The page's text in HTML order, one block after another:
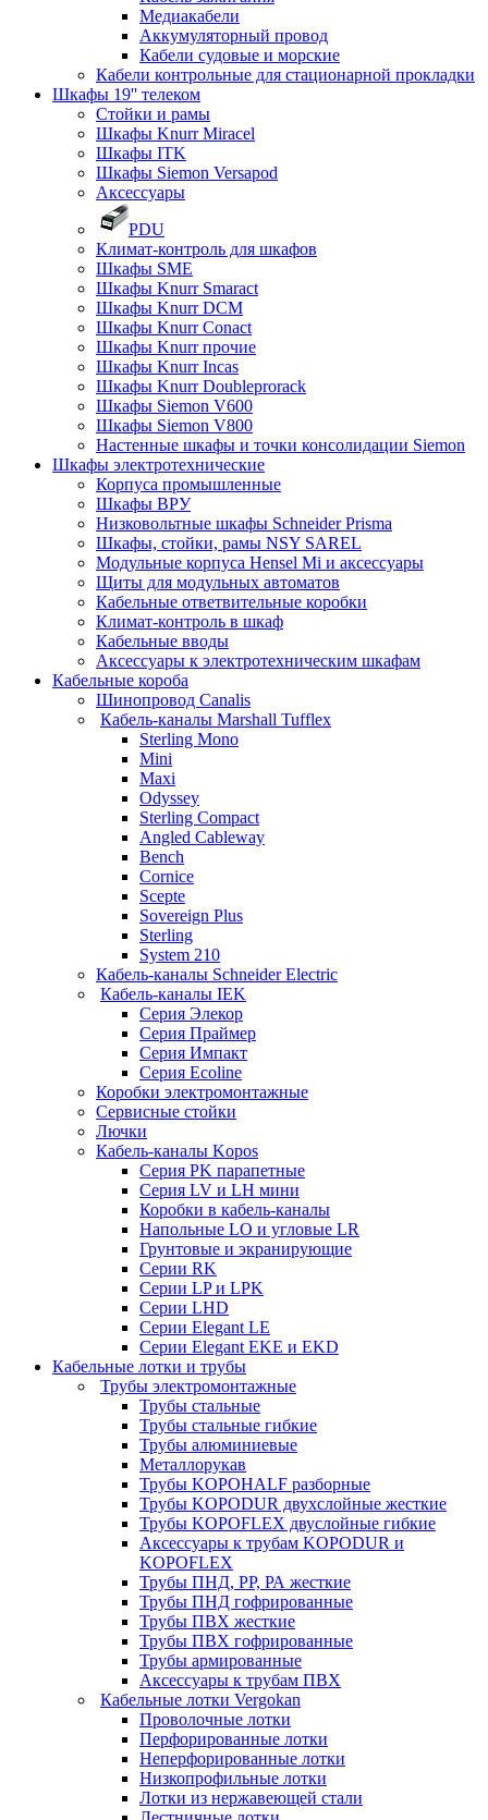
Медиакабели
Аккумуляторный провод
Кабели судовые и морские
Кабели контрольные для стационарной прокладки
Шкафы 19'' телеком
Стойки и рамы
Шкафы Knurr Miracel
Шкафы ITK
Шкафы Siemon Versapod
Аксессуары
PDU
Климат-контроль для шкафов
Шкафы SME
Шкафы Knurr Smaract
Шкафы Knurr DCM
Шкафы Knurr Conact
Шкафы Knurr прочие
Шкафы Knurr Incas
Шкафы Knurr Doubleprorack
Шкафы Siemon V600
Шкафы Siemon V800
Настенные шкафы и точки консолидации Siemon
Шкафы электротехнические
Корпуса промышленные
Шкафы ВРУ
Низковольтные шкафы Schneider Prisma
Шкафы, стойки, рамы NSY SAREL
Модульные корпуса Hensel Mi и аксессуары
Щиты для модульных автоматов
Кабельные ответвительные коробки
Климат-контроль в шкаф
Кабельные вводы
Аксессуары к электротехническим шкафам
Кабельные короба
Шинопровод Canalis
Кабель-каналы Marshall Tufflex
Sterling Mono
Mini
Maxi
Odyssey
Sterling Compact
Angled Cableway
Bench
Cornice
Scepte
Sovereign Plus
Sterling
System 210
Кабель-каналы Schneider Electric
Кабель-каналы IEK
Серия Элекор
Серия Праймер
Серия Импакт
Серия Ecoline
Коробки электромонтажные
Сервисные стойки
Лючки
Кабель-каналы Kopos
Серия PK парапетные
Серия LV и LH мини
Коробки в кабель-каналы
Напольные LO и угловые LR
Грунтовые и экранирующие
Серии RK
Серии LP и LPK
Серии LHD
Серии Elegant LE
Серии Elegant EKE и EKD
Кабельные лотки и трубы
Трубы электромонтажные
Трубы стальные
Трубы стальные гибкие
Трубы алюминиевые
Металлорукав
Трубы KOPOHALF разборные
Трубы KOPODUR двухслойные жесткие
Трубы KOPOFLEX двуслойные гибкие
Аксессуары к трубам KOPODUR и
KOPOFLEX
Трубы ПНД, РР, РА жесткие
Трубы ПНД гофрированные
Трубы ПВХ жесткие
Трубы ПВХ гофрированные
Трубы армированные
Аксессуары к трубам ПВХ
Кабельные лотки Vergokan
Проволочные лотки
Перфорированные лотки
Неперфорированные лотки
Низкопрофильные лотки
Лотки из нержавеющей стали